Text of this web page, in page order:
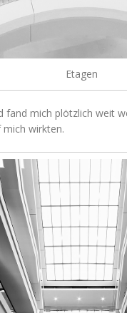
Etagen
fand mich plötzlich weit
wirkten.